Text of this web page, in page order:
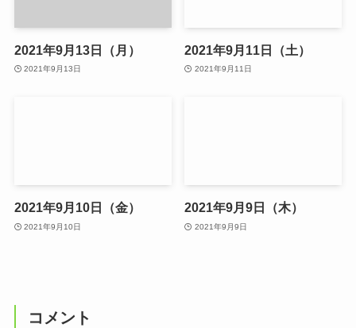
2021年9月13日（月）
2021年9月13日
2021年9月11日（土）
2021年9月11日
2021年9月10日（金）
2021年9月10日
2021年9月9日（木）
2021年9月9日
コメント